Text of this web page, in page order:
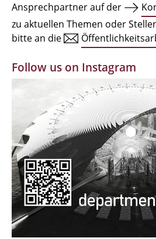
Einrichtungen
Zeichensäle
MBW | Modellbauwerkstatt
Alumni | cloud club
Dokumente und Downloads
Ansprechpartner auf der
zu aktuellen Themen oder
bitte an die
Follow us on Instagram